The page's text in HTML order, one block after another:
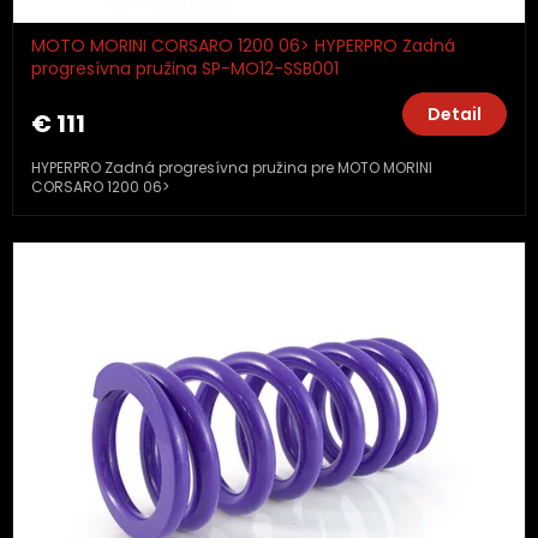
MOTO MORINI CORSARO 1200 06> HYPERPRO Zadná
progresívna pružina SP-MO12-SSB001
€ 111 Detail
HYPERPRO Zadná progresívna pružina pre MOTO MORINI
CORSARO 1200 06>